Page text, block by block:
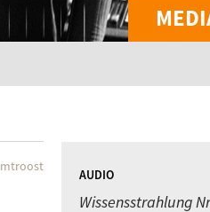
mtroost
AUDIO
Wissensstrahlung